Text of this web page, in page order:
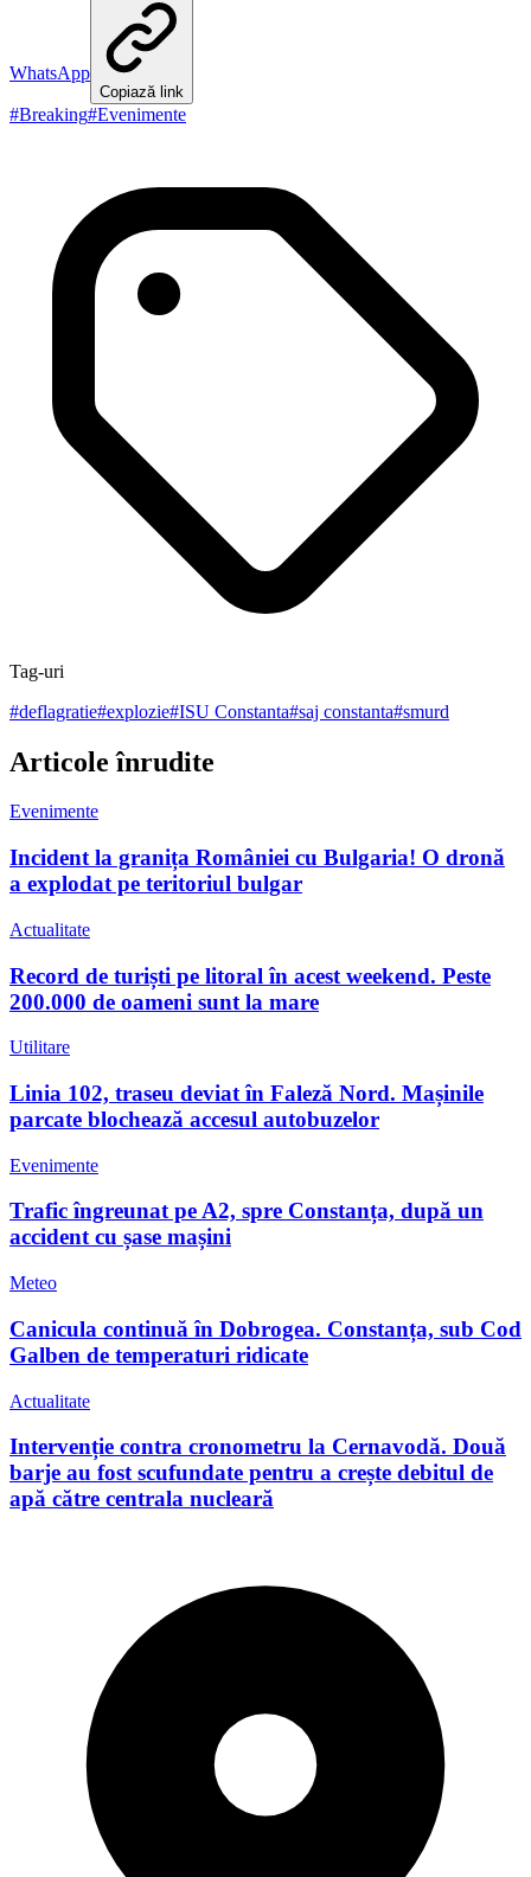
WhatsApp
Copiază link
#Breaking#Evenimente
Tag-uri
#deflagratie#explozie#ISU Constanta#saj constanta#smurd
Articole înrudite
Evenimente
Incident la granița României cu Bulgaria! O dronă
a explodat pe teritoriul bulgar
Actualitate
Record de turiști pe litoral în acest weekend. Peste
200.000 de oameni sunt la mare
Utilitare
Linia 102, traseu deviat în Faleză Nord. Mașinile
parcate blochează accesul autobuzelor
Evenimente
Trafic îngreunat pe A2, spre Constanța, după un
accident cu șase mașini
Meteo
Canicula continuă în Dobrogea. Constanța, sub Cod
Galben de temperaturi ridicate
Actualitate
Intervenție contra cronometru la Cernavodă. Două
barje au fost scufundate pentru a crește debitul de
apă către centrala nucleară